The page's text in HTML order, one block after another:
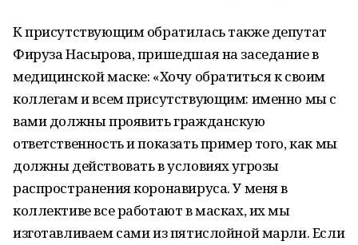
К присутствующим обратилась также депутат
Фируза Насырова, пришедшая на заседание в
медицинской маске: «Хочу обратиться к своим
коллегам и всем присутствующим: именно мы с
вами должны проявить гражданскую
ответственность и показать пример того, как мы
должны действовать в условиях угрозы
распространения коронавируса. У меня в
коллективе все работают в масках, их мы
изготавливаем сами из пятислойной марли. Если